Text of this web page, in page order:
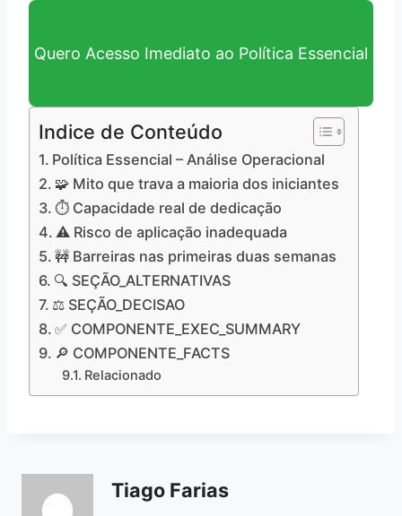
Quero Acesso Imediato ao Política Essencial
Indice de Conteúdo
Política Essencial – Análise Operacional
🧩 Mito que trava a maioria dos iniciantes
⏱️ Capacidade real de dedicação
⚠️ Risco de aplicação inadequada
🚧 Barreiras nas primeiras duas semanas
🔍 SEÇÃO_ALTERNATIVAS
⚖️ SEÇÃO_DECISAO
✅ COMPONENTE_EXEC_SUMMARY
🔎 COMPONENTE_FACTS
Relacionado
Tiago Farias